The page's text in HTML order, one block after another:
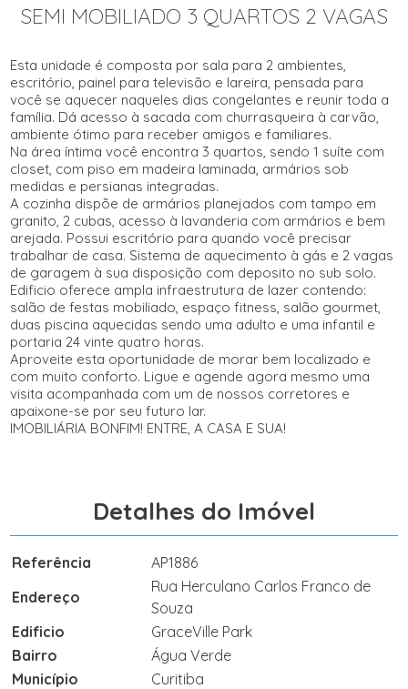
SEMI MOBILIADO 3 QUARTOS 2 VAGAS
Esta unidade é composta por sala para 2 ambientes,
escritório, painel para televisão e lareira, pensada para
você se aquecer naqueles dias congelantes e reunir toda a
família. Dá acesso à sacada com churrasqueira à carvão,
ambiente ótimo para receber amigos e familiares.
Na área íntima você encontra 3 quartos, sendo 1 suíte com
closet, com piso em madeira laminada, armários sob
medidas e persianas integradas.
A cozinha dispõe de armários planejados com tampo em
granito, 2 cubas, acesso à lavanderia com armários e bem
arejada. Possui escritório para quando você precisar
trabalhar de casa. Sistema de aquecimento à gás e 2 vagas
de garagem à sua disposição com deposito no sub solo.
Edificio oferece ampla infraestrutura de lazer contendo:
salão de festas mobiliado, espaço fitness, salão gourmet,
duas piscina aquecidas sendo uma adulto e uma infantil e
portaria 24 vinte quatro horas.
Aproveite esta oportunidade de morar bem localizado e
com muito conforto. Ligue e agende agora mesmo uma
visita acompanhada com um de nossos corretores e
apaixone-se por seu futuro lar.
IMOBILIÁRIA BONFIM! ENTRE, A CASA E SUA!
Detalhes do Imóvel
Referência
AP1886
Endereço
Rua Herculano Carlos Franco de
Souza
Edificio
GraceVille Park
Bairro
Água Verde
Município
Curitiba